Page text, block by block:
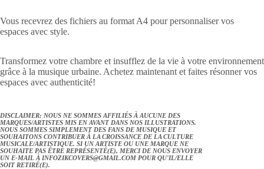
Vous recevrez des fichiers au format A4 pour personnaliser vos
espaces avec style.
Transformez votre chambre et insufflez de la vie à votre environnement
grâce à la musique urbaine. Achetez maintenant et faites résonner vos
espaces avec authenticité!
DISCLAIMER: NOUS NE SOMMES AFFILIÉS À AUCUNE DES
MARQUES/ARTISTES MIS EN AVANT DANS NOS ILLUSTRATIONS.
NOUS SOMMES SIMPLEMENT DES FANS DE MUSIQUE ET
SOUHAITONS CONTRIBUER À LA CROISSANCE DE LA CULTURE
MUSICALE/ARTISTIQUE. SI UN ARTISTE OU UNE MARQUE NE
SOUHAITE PAS ÊTRE REPRÉSENTÉ(E), MERCI DE NOUS ENVOYER
UN E-MAIL À INFOZIKCOVERS@GMAIL.COM POUR QU'IL/ELLE
SOIT RETIRÉ(E).